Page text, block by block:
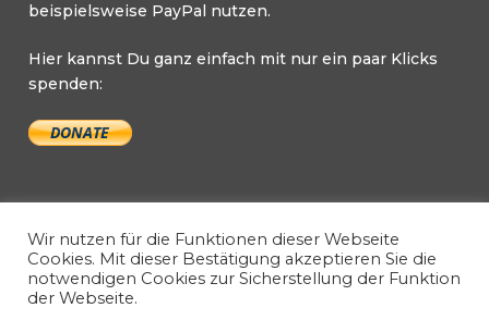
beispielsweise PayPal nutzen.
Hier kannst Du ganz einfach mit nur ein paar Klicks
spenden:
Copyright © 2026 Der goldene Aluhut. All Rights
Wir nutzen für die Funktionen dieser Webseite
Cookies. Mit dieser Bestätigung akzeptieren Sie die
notwendigen Cookies zur Sicherstellung der Funktion
der Webseite.